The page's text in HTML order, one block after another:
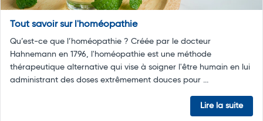
Tout savoir sur l'homéopathie
Qu’est-ce que l’homéopathie ? Créée par le docteur
Hahnemann en 1796, l'homéopathie est une méthode
thérapeutique alternative qui vise à soigner l'être humain en lui
administrant des doses extrêmement douces pour ...
Lire la suite